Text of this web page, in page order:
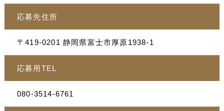
応募先住所
〒419-0201 静岡県富士市厚原1938-1
応募用TEL
080-3514-6761